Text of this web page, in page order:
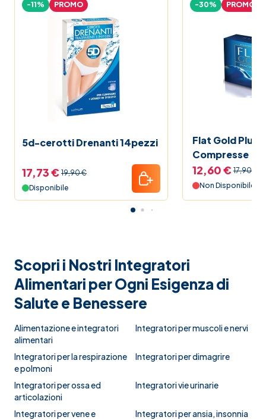
5d-cerotti Drenanti 14pezzi
-11% PROMO
17,73 € 19,90 €
Disponibile
Flat Gold Plus
Compresse
-30% PROMO
12,60 € 17,90 €
Non Disponibile
Scopri i Nostri Integratori
Alimentari per Ogni Esigenza di
Salute e Benessere
Alimentazione e integratori
alimentari
Integratori per muscoli e nervi
Integratori per la respirazione
e polmoni
Integratori per dimagrire
Integratori per ossa ed
articolazioni
Integratori vie urinarie
Integratori per vene e
Integratori per ansia, insonnia